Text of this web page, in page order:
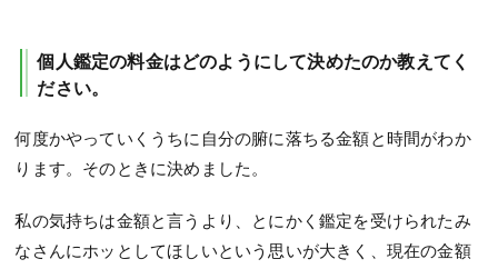
個人鑑定の料金はどのようにして決めたのか教えてく
ださい。
何度かやっていくうちに自分の腑に落ちる金額と時間がわか
ります。そのときに決めました。
私の気持ちは金額と言うより、とにかく鑑定を受けられたみ
なさんにホッとしてほしいという思いが大きく、現在の金額